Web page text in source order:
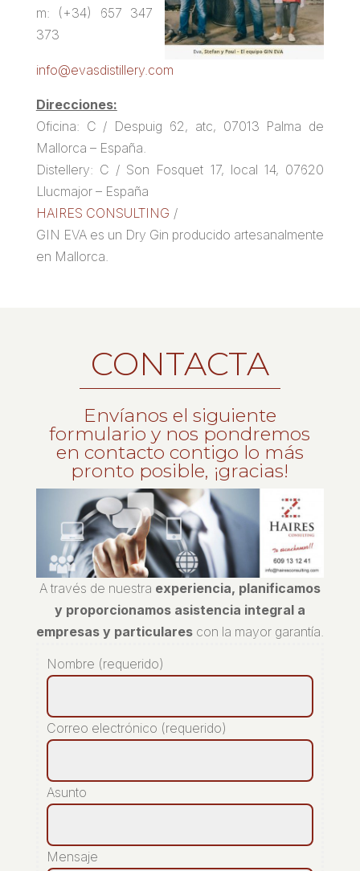
m: (+34) 657 347
373
info@evasdistillery.com
Direcciones:
Oficina: C / Despuig 62, atc, 07013 Palma de
Mallorca – España.
Distellery: C / Son Fosquet 17, local 14, 07620
Llucmajor – España
HAIRES CONSULTING /
GIN EVA es un Dry Gin producido artesanalmente
en Mallorca.
CONTACTA
Envíanos el siguiente
formulario y nos pondremos
en contacto contigo lo más
pronto posible, ¡gracias!
A través de nuestra experiencia, planificamos
y proporcionamos asistencia integral a
empresas y particularescon la mayor garantía.
Nombre (requerido)
Correo electrónico (requerido)
Asunto
Mensaje